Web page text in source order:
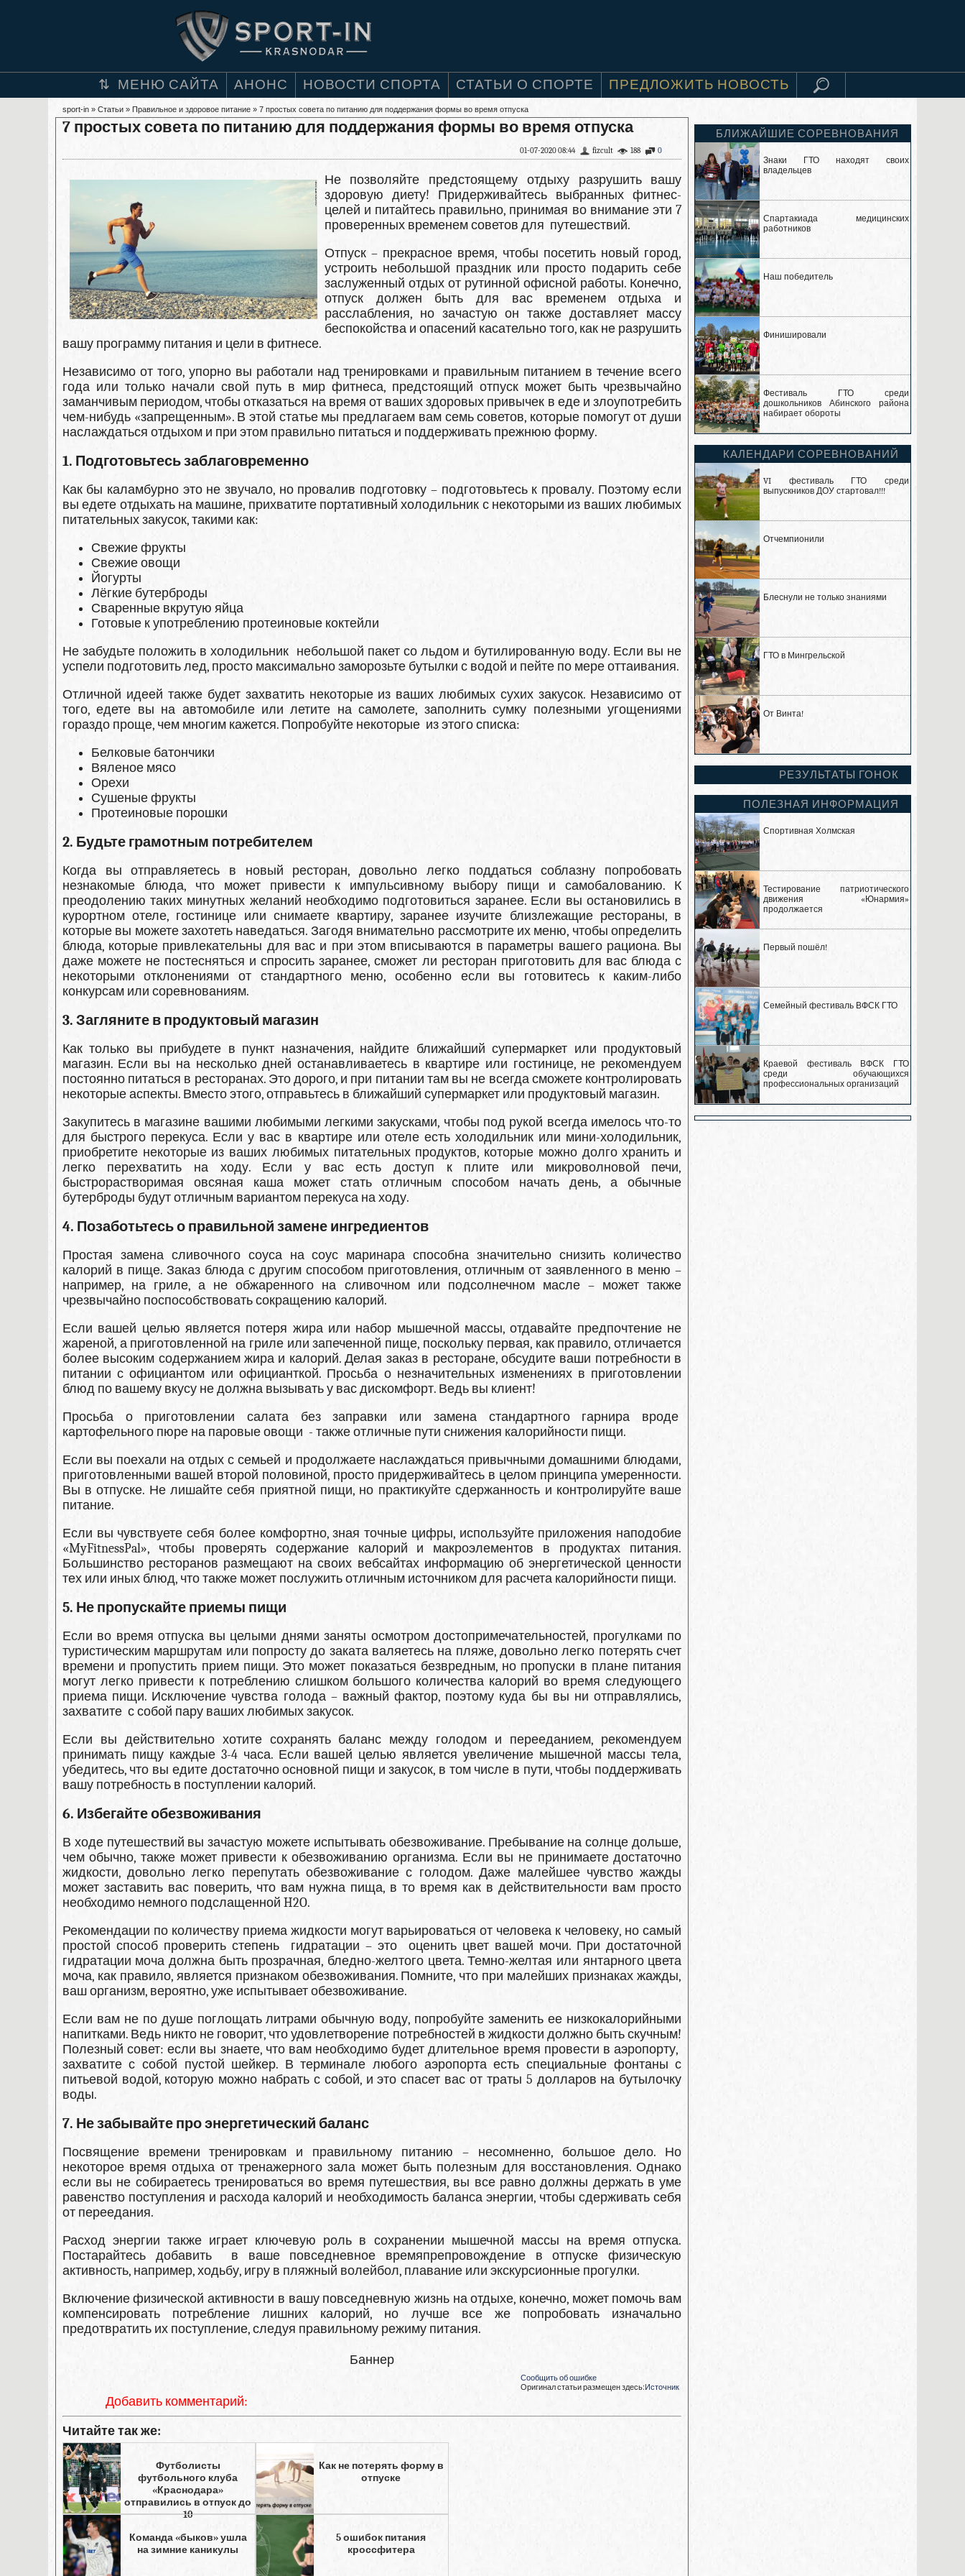
МЕНЮ САЙТА АНОНС НОВОСТИ СПОРТА СТАТЬИ О СПОРТЕ ПРЕДЛОЖИТЬ НОВОСТЬ
sport-in » Статьи » Правильное и здоровое питание » 7 простых совета по питанию для поддержания формы во время отпуска
7 простых совета по питанию для поддержания формы во время отпуска
0
188
fizcult
01-07-2020 08:44
Не позволяйте предстоящему отдыху разрушить вашу
здоровую диету! Придерживайтесь выбранных фитнес-
целей и питайтесь правильно, принимая во внимание эти 7
проверенных временем советов для путешествий.
Отпуск – прекрасное время, чтобы посетить новый город,
устроить небольшой праздник или просто подарить себе
заслуженный отдых от рутинной офисной работы. Конечно,
отпуск должен быть для вас временем отдыха и
расслабления, но зачастую он также доставляет массу
беспокойства и опасений касательно того, как не разрушить
вашу программу питания и цели в фитнесе.
Независимо от того, упорно вы работали над тренировками и правильным питанием в течение всего
года или только начали свой путь в мир фитнеса, предстоящий отпуск может быть чрезвычайно
заманчивым периодом, чтобы отказаться на время от ваших здоровых привычек в еде и злоупотребить
чем-нибудь «запрещенным». В этой статье мы предлагаем вам семь советов, которые помогут от души
наслаждаться отдыхом и при этом правильно питаться и поддерживать прежнюю форму.
1. Подготовьтесь заблаговременно
Как бы каламбурно это не звучало, но провалив подготовку – подготовьтесь к провалу. Поэтому если
вы едете отдыхать на машине, прихватите портативный холодильник с некоторыми из ваших любимых
питательных закусок, такими как:
Свежие фрукты
Свежие овощи
Йогурты
Лёгкие бутерброды
Сваренные вкрутую яйца
Готовые к употреблению протеиновые коктейли
Не забудьте положить в холодильник небольшой пакет со льдом и бутилированную воду. Если вы не
успели подготовить лед, просто максимально заморозьте бутылки с водой и пейте по мере оттаивания.
Отличной идеей также будет захватить некоторые из ваших любимых сухих закусок. Независимо от
того, едете вы на автомобиле или летите на самолете, заполнить сумку полезными угощениями
гораздо проще, чем многим кажется. Попробуйте некоторые из этого списка:
Белковые батончики
Вяленое мясо
Орехи
Сушеные фрукты
Протеиновые порошки
2. Будьте грамотным потребителем
Когда вы отправляетесь в новый ресторан, довольно легко поддаться соблазну попробовать
незнакомые блюда, что может привести к импульсивному выбору пищи и самобалованию. К
преодолению таких минутных желаний необходимо подготовиться заранее. Если вы остановились в
курортном отеле, гостинице или снимаете квартиру, заранее изучите близлежащие рестораны, в
которые вы можете захотеть наведаться. Загодя внимательно рассмотрите их меню, чтобы определить
блюда, которые привлекательны для вас и при этом вписываются в параметры вашего рациона. Вы
даже можете не постесняться и спросить заранее, сможет ли ресторан приготовить для вас блюда с
некоторыми отклонениями от стандартного меню, особенно если вы готовитесь к каким-либо
конкурсам или соревнованиям.
3. Загляните в продуктовый магазин
Как только вы прибудете в пункт назначения, найдите ближайший супермаркет или продуктовый
магазин. Если вы на несколько дней останавливаетесь в квартире или гостинице, не рекомендуем
постоянно питаться в ресторанах. Это дорого, и при питании там вы не всегда сможете контролировать
некоторые аспекты. Вместо этого, отправьтесь в ближайший супермаркет или продуктовый магазин.
Закупитесь в магазине вашими любимыми легкими закусками, чтобы под рукой всегда имелось что-то
для быстрого перекуса. Если у вас в квартире или отеле есть холодильник или мини-холодильник,
приобретите некоторые из ваших любимых питательных продуктов, которые можно долго хранить и
легко перехватить на ходу. Если у вас есть доступ к плите или микроволновой печи,
быстрорастворимая овсяная каша может стать отличным способом начать день, а обычные
бутерброды будут отличным вариантом перекуса на ходу.
4. Позаботьтесь о правильной замене ингредиентов
Простая замена сливочного соуса на соус маринара способна значительно снизить количество
калорий в пище. Заказ блюда с другим способом приготовления, отличным от заявленного в меню –
например, на гриле, а не обжаренного на сливочном или подсолнечном масле – может также
чрезвычайно поспособствовать сокращению калорий.
Если вашей целью является потеря жира или набор мышечной массы, отдавайте предпочтение не
жареной, а приготовленной на гриле или запеченной пище, поскольку первая, как правило, отличается
более высоким содержанием жира и калорий. Делая заказ в ресторане, обсудите ваши потребности в
питании с официантом или официанткой. Просьба о незначительных изменениях в приготовлении
блюд по вашему вкусу не должна вызывать у вас дискомфорт. Ведь вы клиент!
Просьба о приготовлении салата без заправки или замена стандартного гарнира вроде
картофельного пюре на паровые овощи - также отличные пути снижения калорийности пищи.
Если вы поехали на отдых с семьей и продолжаете наслаждаться привычными домашними блюдами,
приготовленными вашей второй половиной, просто придерживайтесь в целом принципа умеренности.
Вы в отпуске. Не лишайте себя приятной пищи, но практикуйте сдержанность и контролируйте ваше
питание.
Если вы чувствуете себя более комфортно, зная точные цифры, используйте приложения наподобие
«MyFitnessPal», чтобы проверять содержание калорий и макроэлементов в продуктах питания.
Большинство ресторанов размещают на своих вебсайтах информацию об энергетической ценности
тех или иных блюд, что также может послужить отличным источником для расчета калорийности пищи.
5. Не пропускайте приемы пищи
Если во время отпуска вы целыми днями заняты осмотром достопримечательностей, прогулками по
туристическим маршрутам или попросту до заката валяетесь на пляже, довольно легко потерять счет
времени и пропустить прием пищи. Это может показаться безвредным, но пропуски в плане питания
могут легко привести к потреблению слишком большого количества калорий во время следующего
приема пищи. Исключение чувства голода – важный фактор, поэтому куда бы вы ни отправлялись,
захватите с собой пару ваших любимых закусок.
Если вы действительно хотите сохранять баланс между голодом и перееданием, рекомендуем
принимать пищу каждые 3-4 часа. Если вашей целью является увеличение мышечной массы тела,
убедитесь, что вы едите достаточно основной пищи и закусок, в том числе в пути, чтобы поддерживать
вашу потребность в поступлении калорий.
6. Избегайте обезвоживания
В ходе путешествий вы зачастую можете испытывать обезвоживание. Пребывание на солнце дольше,
чем обычно, также может привести к обезвоживанию организма. Если вы не принимаете достаточно
жидкости, довольно легко перепутать обезвоживание с голодом. Даже малейшее чувство жажды
может заставить вас поверить, что вам нужна пища, в то время как в действительности вам просто
необходимо немного подслащенной H2O.
Рекомендации по количеству приема жидкости могут варьироваться от человека к человеку, но самый
простой способ проверить степень гидратации – это оценить цвет вашей мочи. При достаточной
гидратации моча должна быть прозрачная, бледно-желтого цвета. Темно-желтая или янтарного цвета
моча, как правило, является признаком обезвоживания. Помните, что при малейших признаках жажды,
ваш организм, вероятно, уже испытывает обезвоживание.
Если вам не по душе поглощать литрами обычную воду, попробуйте заменить ее низкокалорийными
напитками. Ведь никто не говорит, что удовлетворение потребностей в жидкости должно быть скучным!
Полезный совет: если вы знаете, что вам необходимо будет длительное время провести в аэропорту,
захватите с собой пустой шейкер. В терминале любого аэропорта есть специальные фонтаны с
питьевой водой, которую можно набрать с собой, и это спасет вас от траты 5 долларов на бутылочку
воды.
7. Не забывайте про энергетический баланс
Посвящение времени тренировкам и правильному питанию – несомненно, большое дело. Но
некоторое время отдыха от тренажерного зала может быть полезным для восстановления. Однако
если вы не собираетесь тренироваться во время путешествия, вы все равно должны держать в уме
равенство поступления и расхода калорий и необходимость баланса энергии, чтобы сдерживать себя
от переедания.
Расход энергии также играет ключевую роль в сохранении мышечной массы на время отпуска.
Постарайтесь добавить в ваше повседневное времяпрепровождение в отпуске физическую
активность, например, ходьбу, игру в пляжный волейбол, плавание или экскурсионные прогулки.
Включение физической активности в вашу повседневную жизнь на отдыхе, конечно, может помочь вам
компенсировать потребление лишних калорий, но лучше все же попробовать изначально
предотвратить их поступление, следуя правильному режиму питания.
Баннер
Сообщить об ошибке
Оригинал статьи размещен здесь:Источник
Добавить комментарий:
Читайте так же:
Футболисты
футбольного клуба
«Краснодара»
отправились в отпуск до
10
Как не потерять форму в
отпуске
Команда «быков» ушла
на зимние каникулы
5 ошибок питания
кроссфитера
БЛИЖАЙШИЕ СОРЕВНОВАНИЯ
Знаки ГТО находят своих
владельцев
Спартакиада медицинских
работников
Наш победитель
Финишировали
Фестиваль ГТО среди
дошкольников Абинского района
набирает обороты
КАЛЕНДАРИ СОРЕВНОВАНИЙ
VI фестиваль ГТО среди
выпускников ДОУ стартовал!!!
Отчемпионили
Блеснули не только знаниями
ГТО в Мингрельской
От Винта!
РЕЗУЛЬТАТЫ ГОНОК
ПОЛЕЗНАЯ ИНФОРМАЦИЯ
Спортивная Холмская
Тестирование патриотического
движения «Юнармия»
продолжается
Первый пошёл!
Семейный фестиваль ВФСК ГТО
Краевой фестиваль ВФСК ГТО
среди обучающихся
профессиональных организаций